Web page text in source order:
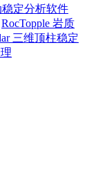
稳定分析软件
RocTopple 岩质
三维顶柱稳定